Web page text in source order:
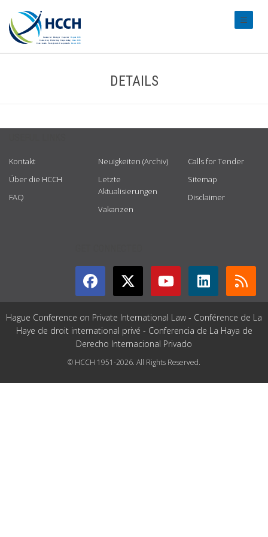
DETAILS
Kontakt
Über die HCCH
FAQ
Neuigkeiten (Archiv)
Letzte
Aktualisierungen
Vakanzen
Calls for Tender
Sitemap
Disclaimer
Hague Conference on Private International Law - Conférence de La
Haye de droit international privé - Conferencia de La Haya de
Derecho Internacional Privado
© HCCH 1951-2026. All Rights Reserved.